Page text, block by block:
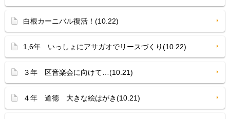
白根カーニバル復活！(10.22)
1,6年 いっしょにアサガオでリースづくり(10.22)
３年 区音楽会に向けて…(10.21)
４年 道徳 大きな絵はがき(10.21)